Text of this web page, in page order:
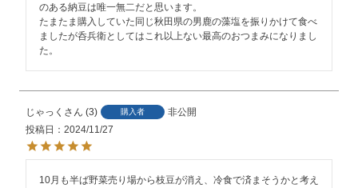
のある納豆は唯一無二だと思います。
たまたま購入していた同じ秋田県の男鹿の藻塩を振りかけて食べ
ましたが呑兵衛としてはこれ以上ない最高のおつまみになりまし
た。
じゃっく 3 購入者
非公開
投稿日
2024/11/27
10月も半ば野菜売り場から枝豆が消え、冷食で済まそうかと考え